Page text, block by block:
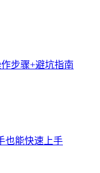
步骤+避坑指南
也能快速上手